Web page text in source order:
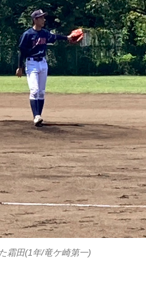
霜田(1年/竜ケ崎第一)